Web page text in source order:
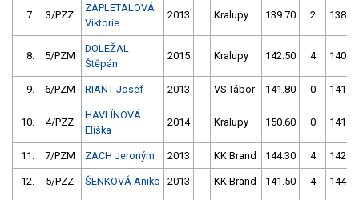
7. 3/PZZ
ZAPLETALOVÁ
Viktorie
2013 Kralupy 139.70 2 138.40
8. 5/PZM
DOLEŽAL
Štěpán
2015 Kralupy 142.50 4 140.30
9. 6/PZM RIANT Josef 2013 VS Tábor 141.80 0 141.90
10. 4/PZZ
HAVLÍNOVÁ
Eliška
2014 Kralupy 150.60 0 141.80
11. 7/PZM ZACH Jeroným 2013 KK Brand 144.30 4 142.80
12. 5/PZZ ŠENKOVÁ Aniko 2013 KK Brand 141.50 4 144.60